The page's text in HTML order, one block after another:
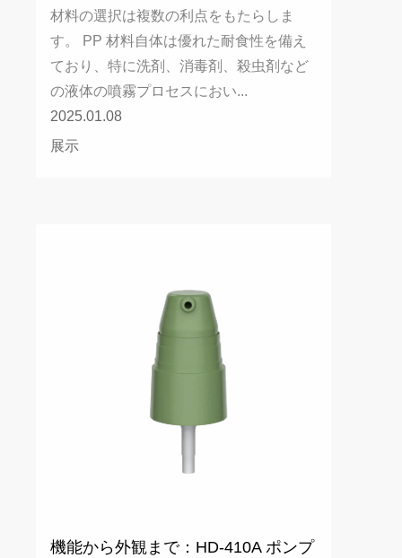
材料の選択は複数の利点をもたらしま
す。 PP 材料自体は優れた耐食性を備え
ており、特に洗剤、消毒剤、殺虫剤など
の液体の噴霧プロセスにおい...
2025.01.08
展示
機能から外観まで：HD-410A ポンプ